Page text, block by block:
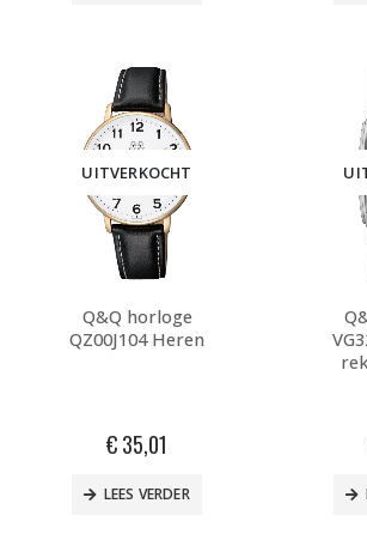
UITVERKOCHT
Q&Q horloge
QZ00J104 Heren
€35,01
LEES VERDER